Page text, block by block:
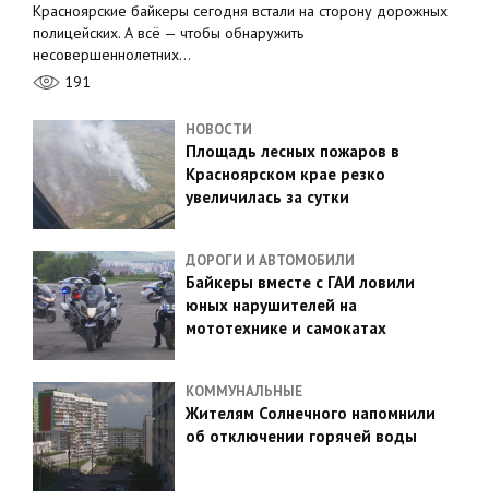
Красноярские байкеры сегодня встали на сторону дорожных
полицейских. А всё — чтобы обнаружить
несовершеннолетних…
191
НОВОСТИ
Площадь лесных пожаров в
Красноярском крае резко
увеличилась за сутки
ДОРОГИ И АВТОМОБИЛИ
Байкеры вместе с ГАИ ловили
юных нарушителей на
мототехнике и самокатах
КОММУНАЛЬНЫЕ
Жителям Солнечного напомнили
об отключении горячей воды